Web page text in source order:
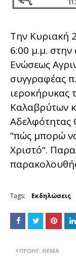
Την Κυριακή
6:00 μ.μ. στην
Ενώσεως
συγγραφέας
ιεροκήρυκας
Καλαβρύτων
Αδελφότητας
“πώς μπορώ
Χριστό“.
Tags: Εκδηλώσεις
ΠΡΟΗΓ. ΘΈΜΑ